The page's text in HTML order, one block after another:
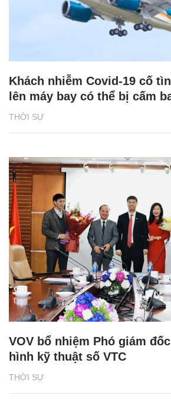
THỜI SỰ
Khách nhiễm Covid-19 cố
lên máy bay có thể bị cấm
THỜI SỰ
VOV bổ nhiệm Phó giám
hình kỹ thuật số VTC